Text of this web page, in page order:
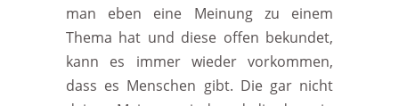
man eben eine Meinung zu einem
Thema hat und diese offen bekundet,
kann es immer wieder vorkommen,
dass es Menschen gibt. Die gar nicht